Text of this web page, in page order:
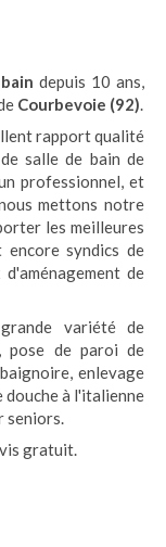
depuis 10 ans,
Courbevoie (92).
rapport qualité
salle de bain de
professionnel, et
mettons notre
les meilleures
syndics de
de
variété de
pose de paroi de
enlevage
douche à l'italienne
seniors.
gratuit.